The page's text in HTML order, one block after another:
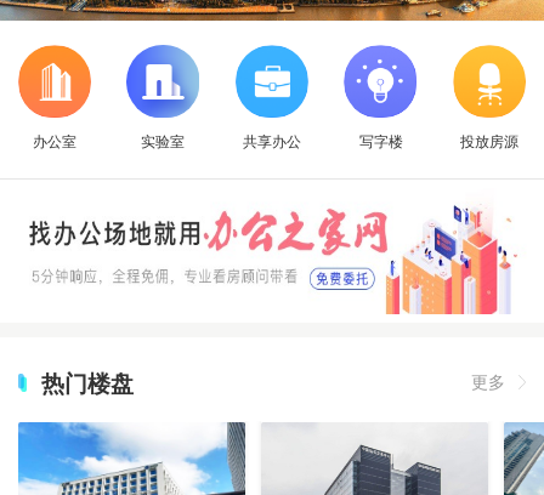
办公室 实验室 共享办公 写字楼 投放房源
热门楼盘 更多